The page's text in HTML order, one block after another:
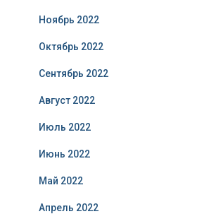
Ноябрь 2022
Октябрь 2022
Сентябрь 2022
Август 2022
Июль 2022
Июнь 2022
Май 2022
Апрель 2022